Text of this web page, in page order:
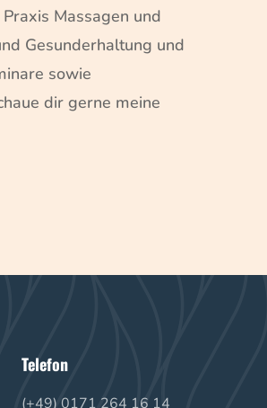
Massagen und
Gesunderhaltung und
sowie
dir gerne meine
Telefon
(+49) 0171 264 16 14